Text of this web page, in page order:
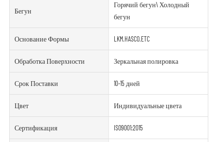
Бегун
Горячий бегун\ Холодный
бегун
Основание Формы LKM.HASCO.ETC
Обработка Поверхности Зеркальная полировка
Срок Поставки 10-15 дней
Цвет Индивидуальные цвета
Сертификация ISO9001:2015